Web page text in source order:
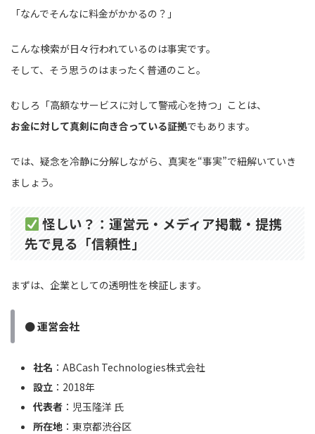
「なんでそんなに料金がかかるの？」
こんな検索が日々行われているのは事実です。
そして、そう思うのはまったく普通のこと。
むしろ「高額なサービスに対して警戒心を持つ」ことは、
お金に対して真剣に向き合っている証拠でもあります。
では、疑念を冷静に分解しながら、真実を“事実”で紐解いていき
ましょう。
怪しい？：運営元・メディア掲載・提携
先で見る「信頼性」
まずは、企業としての透明性を検証します。
● 運営会社
社名 ：ABCash Technologies株式会社
設立 ：2018年
代表者 ：児玉隆洋 氏
所在地 ：東京都渋谷区